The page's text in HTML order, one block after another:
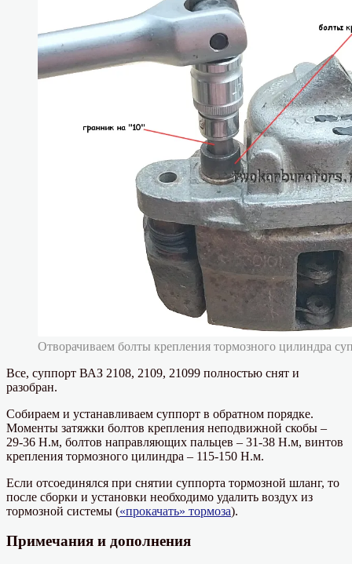
Отворачиваем болты крепления тормозного цилиндра
Все, суппорт ВАЗ 2108, 2109, 21099 полностью снят и
разобран.
Собираем и устанавливаем суппорт в обратном порядке.
Моменты затяжки болтов крепления неподвижной скобы –
29-36 Н.м, болтов направляющих пальцев – 31-38 Н.м, винтов
крепления тормозного цилиндра – 115-150 Н.м.
Если отсоединялся при снятии суппорта тормозной шланг, то
после сборки и установки необходимо удалить воздух из
тормозной системы («прокачать» тормоза).
Примечания и дополнения